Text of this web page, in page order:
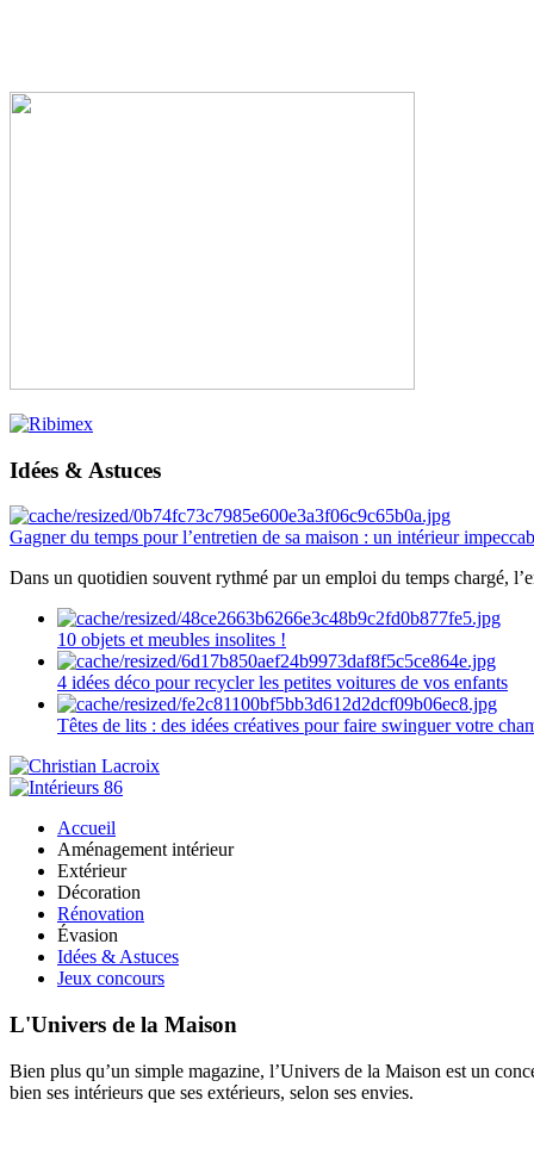
Idées & Astuces
Gagner du temps pour l’entretien de sa maison : un intérieur
Dans un quotidien souvent rythmé par un emploi du temps chargé,
10 objets et meubles insolites !
4 idées déco pour recycler les petites voitures de vos enfants
Têtes de lits : des idées créatives pour faire swinguer votre
Accueil
Aménagement intérieur
Extérieur
Décoration
Rénovation
Évasion
Idées & Astuces
Jeux concours
L'Univers de la Maison
Bien plus qu’un simple magazine, l’Univers de la Maison est un
bien ses intérieurs que ses extérieurs, selon ses envies.